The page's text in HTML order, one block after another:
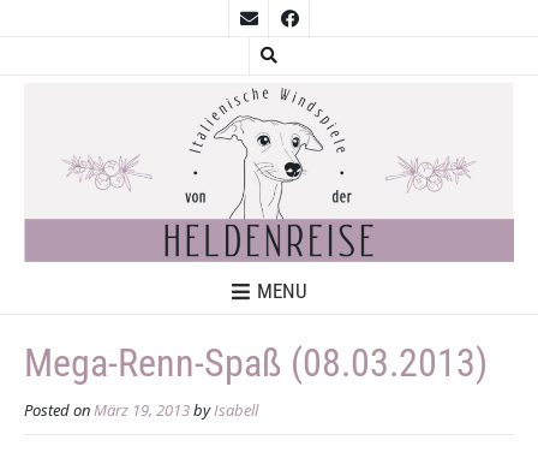
MENU
Mega-Renn-Spaß (08.03.2013)
Posted onMärz 19, 2013byIsabell